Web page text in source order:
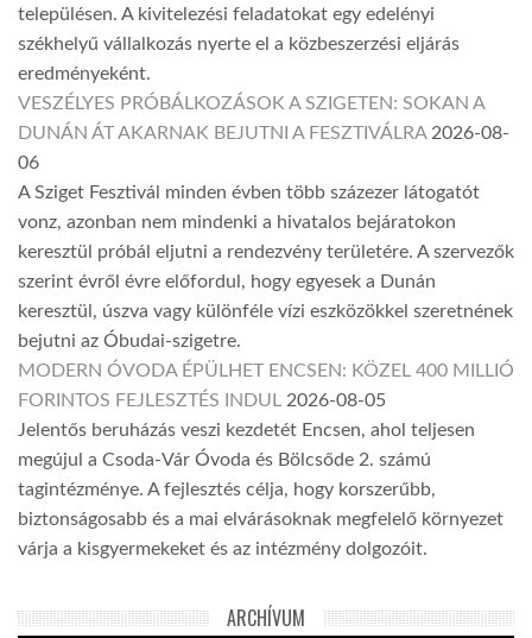
településen. A kivitelezési feladatokat egy edelényi
székhelyű vállalkozás nyerte el a közbeszerzési eljárás
eredményeként.
VESZÉLYES PRÓBÁLKOZÁSOK A SZIGETEN: SOKAN A
DUNÁN ÁT AKARNAK BEJUTNI A FESZTIVÁLRA 2026-08-
06
A Sziget Fesztivál minden évben több százezer látogatót
vonz, azonban nem mindenki a hivatalos bejáratokon
keresztül próbál eljutni a rendezvény területére. A szervezők
szerint évről évre előfordul, hogy egyesek a Dunán
keresztül, úszva vagy különféle vízi eszközökkel szeretnének
bejutni az Óbudai-szigetre.
MODERN ÓVODA ÉPÜLHET ENCSEN: KÖZEL 400 MILLIÓ
FORINTOS FEJLESZTÉS INDUL 2026-08-05
Jelentős beruházás veszi kezdetét Encsen, ahol teljesen
megújul a Csoda-Vár Óvoda és Bölcsőde 2. számú
tagintézménye. A fejlesztés célja, hogy korszerűbb,
biztonságosabb és a mai elvárásoknak megfelelő környezet
várja a kisgyermekeket és az intézmény dolgozóit.
ARCHÍVUM